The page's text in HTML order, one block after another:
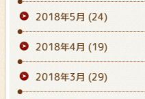
2018年5月 (24)
2018年4月 (19)
2018年3月 (29)